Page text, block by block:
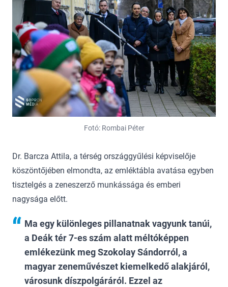
Fotó: Rombai Péter
Dr. Barcza Attila, a térség országgyűlési képviselője
köszöntőjében elmondta, az emléktábla avatása egyben
tisztelgés a zeneszerző munkássága és emberi
nagysága előtt.
Ma egy különleges pillanatnak vagyunk tanúi,
a Deák tér 7-es szám alatt méltóképpen
emlékezünk meg Szokolay Sándorról, a
magyar zeneművészet kiemelkedő alakjáról,
városunk díszpolgáráról. Ezzel az